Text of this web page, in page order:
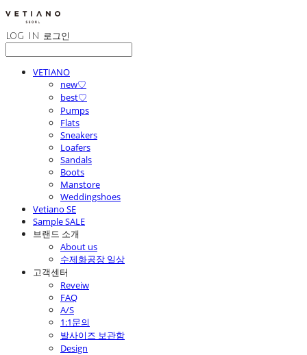
LOG IN 로그인
VETIANO
new♡
best♡
Pumps
Flats
Sneakers
Loafers
Sandals
Boots
Manstore
Weddingshoes
Vetiano SE
Sample SALE
브랜드 소개
About us
수제화공장 일상
고객센터
Reveiw
FAQ
A/S
1:1문의
발사이즈 보관함
Design